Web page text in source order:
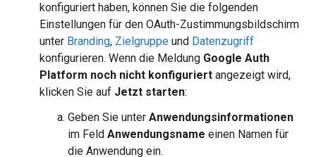
konfiguriert haben, können Sie die folgenden
Einstellungen für den OAuth-Zustimmungsbildschirm
unter Branding, Zielgruppe und Datenzugriff
konfigurieren. Wenn die Meldung Google Auth
Platform noch nicht konfiguriert angezeigt wird,
klicken Sie auf Jetzt starten:
Geben Sie unter Anwendungsinformationen
im Feld Anwendungsname einen Namen für
die Anwendung ein.